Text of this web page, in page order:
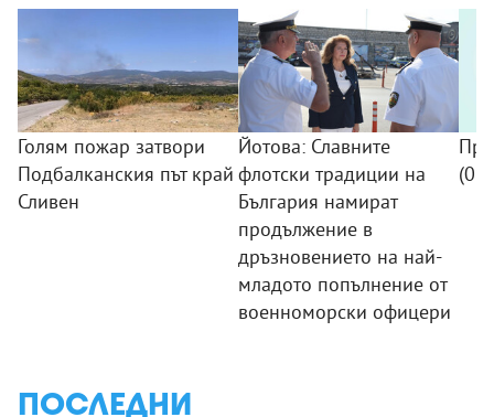
Голям пожар затвори
Подбалканския път край
Сливен
Йотова: Славните
флотски традиции на
България намират
продължение в
дръзновението на най-
младото попълнение от
военноморски офицери
ПОСЛЕДНИ